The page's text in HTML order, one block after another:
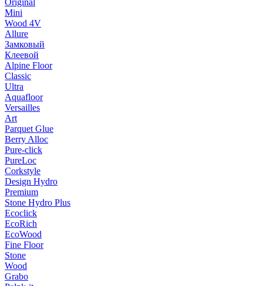
Original
Mini
Wood 4V
Allure
Замковый
Клеевой
Alpine Floor
Classic
Ultra
Aquafloor
Versailles
Art
Parquet Glue
Berry Alloc
Pure-click
PureLoc
Corkstyle
Design Hydro
Premium
Stone Hydro Plus
Ecoclick
EcoRich
EcoWood
Fine Floor
Stone
Wood
Grabo